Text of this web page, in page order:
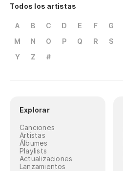
Todos los artistas
A B C D E F G
M
N O P Q R S
Y
Z #
Explorar
Canciones
Artistas
Álbumes
Playlists
Actualizaciones
Lanzamientos